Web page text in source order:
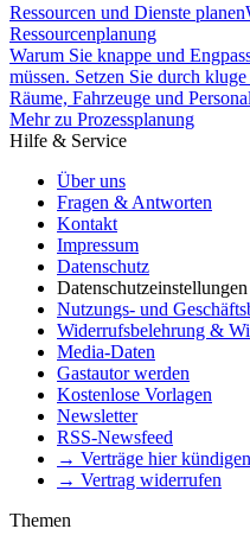
Ressourcen und Dienste planen
Ressourcenplanung
Warum Sie knappe und
müssen. Setzen Sie durch
Räume, Fahrzeuge und
Mehr zu Prozessplanung
Hilfe & Service
Über uns
Fragen & Antworten
Kontakt
Impressum
Datenschutz
Datenschutzeinstellungen
Nutzungs- und
Widerrufsbelehrung &
Media-Daten
Gastautor werden
Kostenlose Vorlagen
Newsletter
RSS-Newsfeed
→ Verträge hier kündigen
→ Vertrag widerrufen
Themen